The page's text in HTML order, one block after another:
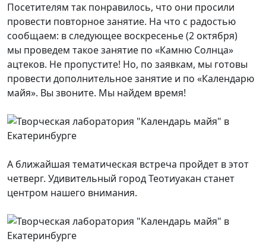
Посетителям так понравилось, что они просили
провести повторное занятие. На что с радостью
сообщаем: в следующее воскресенье (2 октября)
мы проведем такое занятие по «Камню Солнца»
ацтеков. Не пропустите! Но, по заявкам, мы готовы
провести дополнительное занятие и по «Календарю
майя». Вы звоните. Мы найдем время!
А ближайшая тематическая встреча пройдет в этот
четверг. Удивительный город Теотиуакан станет
центром нашего внимания.